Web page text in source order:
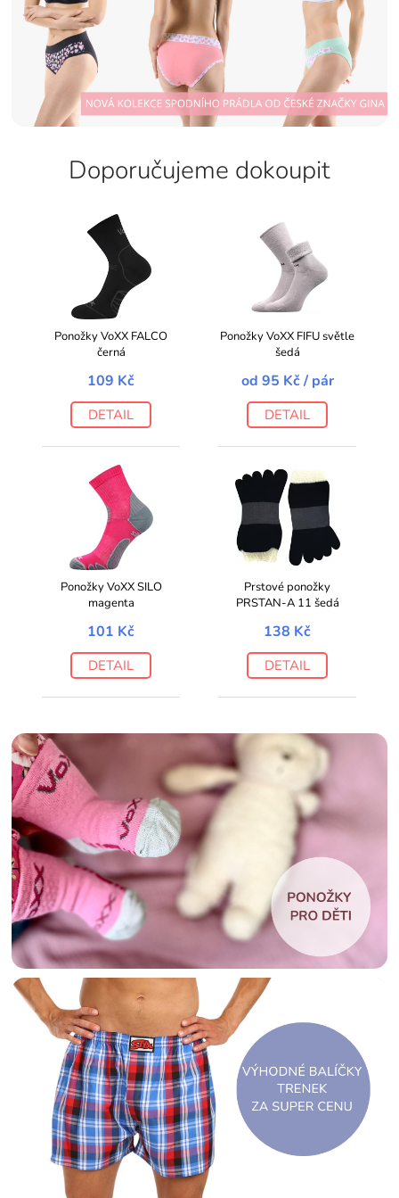
Doporučujeme dokoupit
Ponožky VoXX FALCO
černá
109 Kč
DETAIL
Ponožky VoXX FIFU světle
šedá
od 95 Kč/ pár
DETAIL
Ponožky VoXX SILO
magenta
101 Kč
DETAIL
Prstové ponožky
PRSTAN-A 11 šedá
138 Kč
DETAIL